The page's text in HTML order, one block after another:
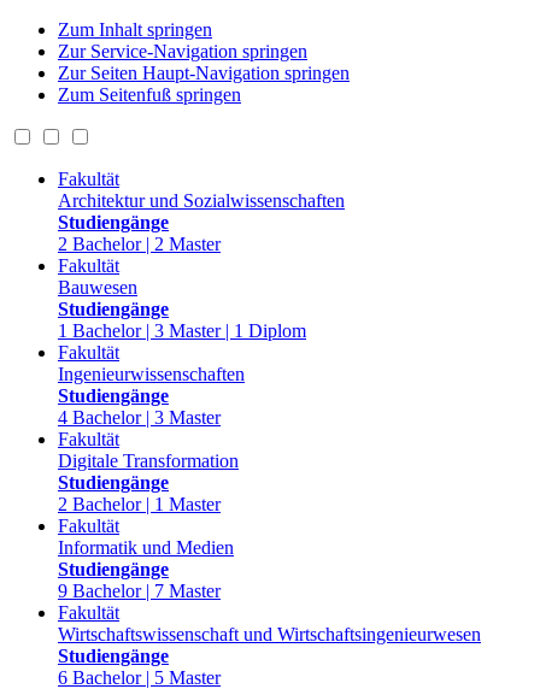
Zum Inhalt springen
Zur Service-Navigation springen
Zur Seiten Haupt-Navigation springen
Zum Seitenfuß springen
Fakultät
Architektur und Sozialwissenschaften
Studiengänge
2 Bachelor | 2 Master
Fakultät
Bauwesen
Studiengänge
1 Bachelor | 3 Master | 1 Diplom
Fakultät
Ingenieurwissenschaften
Studiengänge
4 Bachelor | 3 Master
Fakultät
Digitale Transformation
Studiengänge
2 Bachelor | 1 Master
Fakultät
Informatik und Medien
Studiengänge
9 Bachelor | 7 Master
Fakultät
Wirtschaftswissenschaft und Wirtschaftsingenieurwesen
Studiengänge
6 Bachelor | 5 Master